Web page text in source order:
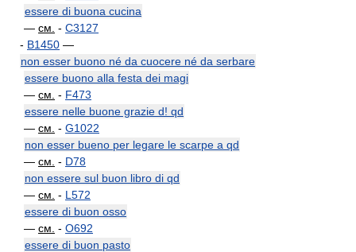
essere di buona cucina
— см. - C3127
- B1450 —
non esser buono né da cuocere né da serbare
essere buono alla festa dei magi
— см. - F473
essere nelle buone grazie d! qd
— см. - G1022
non esser bueno per legare le scarpe a qd
— см. - D78
non essere sul buon libro di qd
— см. - L572
essere di buon osso
— см. - O692
essere di buon pasto